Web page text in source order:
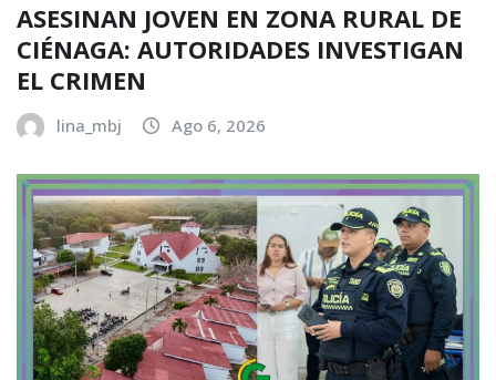
ASESINAN JOVEN EN ZONA RURAL DE
CIÉNAGA: AUTORIDADES INVESTIGAN
EL CRIMEN
lina_mbj Ago 6, 2026